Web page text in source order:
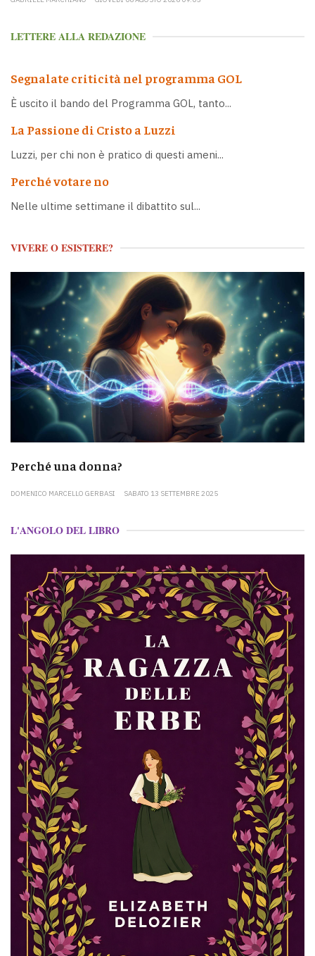
LETTERE ALLA REDAZIONE
Segnalate criticità nel programma GOL
È uscito il bando del Programma GOL, tanto...
La Passione di Cristo a Luzzi
Luzzi, per chi non è pratico di questi ameni...
Perché votare no
Nelle ultime settimane il dibattito sul...
VIVERE O ESISTERE?
Perché una donna?
DOMENICO MARCELLO GERBASI SABATO 13 SETTEMBRE 2025
L'ANGOLO DEL LIBRO